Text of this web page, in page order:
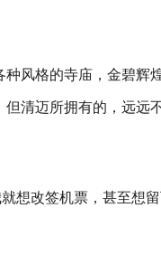
风格的寺庙，金碧辉
但清迈所拥有的，远远